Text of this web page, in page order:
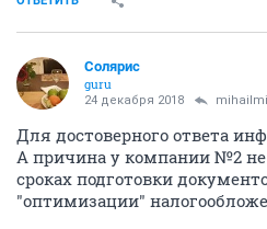
Солярис
guru
24 декабря 2018
Для достоверного ответа
А причина у компании №2 не
сроках подготовки
"оптимизации"